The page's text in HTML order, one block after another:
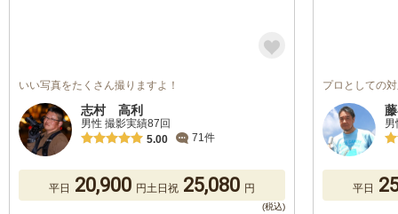
いい写真をたくさん撮りますよ！
志村 高利
男性 撮影実績87回
5.00
71件
平日 20,900 円土日祝 25,080 円
プロとしての
平日